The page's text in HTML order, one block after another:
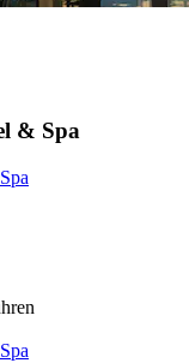
& Spa